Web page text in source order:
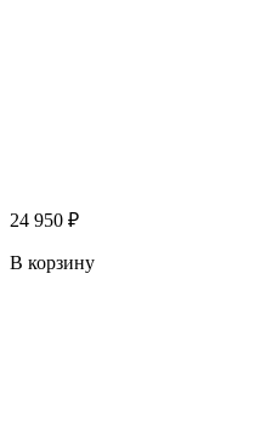
24 950 ₽
В корзину